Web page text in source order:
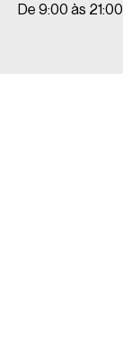
De 9:00 às 21:00